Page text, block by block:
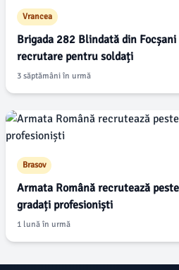
Vrancea
Brigada 282 Blindată din
recrutare pentru soldați
3 săptămâni în urmă
Brasov
Armata Română recrutează
gradați profesioniști
1 lună în urmă